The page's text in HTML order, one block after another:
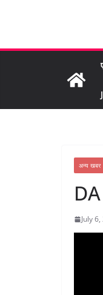
अन्य खबर
July